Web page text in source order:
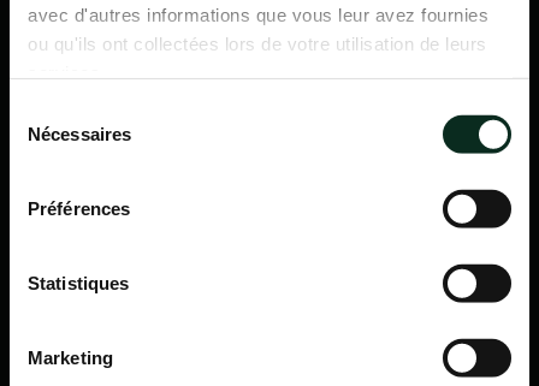
avec d'autres informations que vous leur avez fournies
ou qu'ils ont collectées lors de votre utilisation de leurs
Nécessaires
Préférences
Statistiques
Marketing
P.F.C.A Pompes Funèbres des Communes Associées
Itinéraire